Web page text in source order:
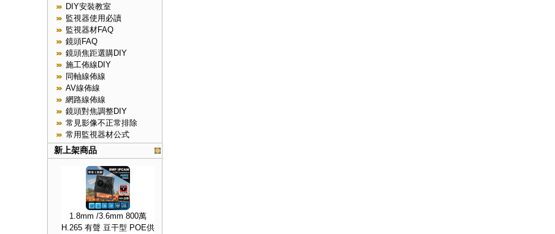
DIY安裝教室
監視器使用必讀
監視器材FAQ
鏡頭FAQ
鏡頭焦距選購DIY
施工佈線DIY
同軸線佈線
AV線佈線
網路線佈線
鏡頭對焦調整DIY
常見影像不正常排除
常用監視器材公式
新上架商品
1.8mm /3.6mm 800萬
H.265 有聲 豆干型 POE供